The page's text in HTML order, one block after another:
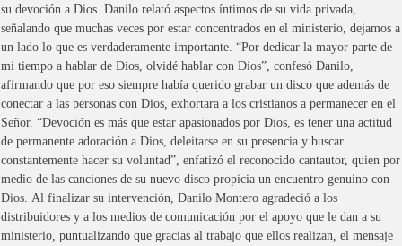
su devoción a Dios. Danilo relató aspectos íntimos de su vida privada,
señalando que muchas veces por estar concentrados en el ministerio, dejamos a
un lado lo que es verdaderamente importante. “Por dedicar la mayor parte de
mi tiempo a hablar de Dios, olvidé hablar con Dios”, confesó Danilo,
afirmando que por eso siempre había querido grabar un disco que además de
conectar a las personas con Dios, exhortara a los cristianos a permanecer en el
Señor. “Devoción es más que estar apasionados por Dios, es tener una actitud
de permanente adoración a Dios, deleitarse en su presencia y buscar
constantemente hacer su voluntad”, enfatizó el reconocido cantautor, quien por
medio de las canciones de su nuevo disco propicia un encuentro genuino con
Dios. Al finalizar su intervención, Danilo Montero agradeció a los
distribuidores y a los medios de comunicación por el apoyo que le dan a su
ministerio, puntualizando que gracias al trabajo que ellos realizan, el mensaje